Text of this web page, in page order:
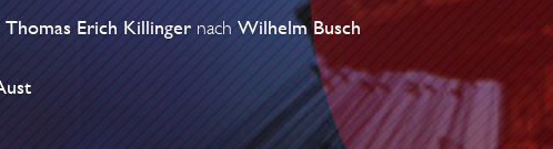
Thomas Erich Killingernach Wilhelm Busch